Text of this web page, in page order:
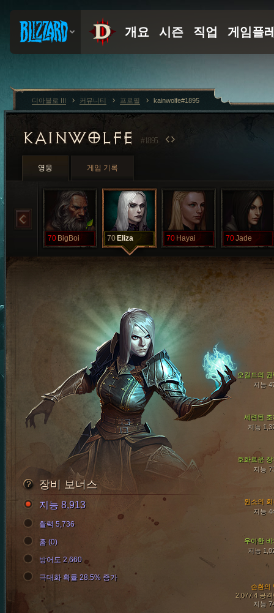
KAINWOLFE #1895
영웅 게임 기록
70 BigBoi 70 Eliza 70 Hayai 70Jade
세련된 조
지능
호화로운 장
지능
오길드의 권
지능
우아한 바
지능
순환의
2,077.4 공격
지능
원소의 회
지능
장비 보너스
지능 8,913
활력 5,736
홈 (0)
방어도 2,660
극대화 확률 28.5% 증가
디아블로 III 커뮤니티 프로필 kainwolfe#1895